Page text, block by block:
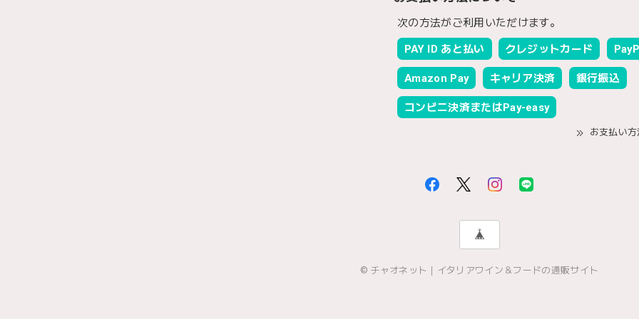
次の方法がご利用いただけます。
PAY ID あと払い クレジットカード
Amazon Pay キャリア決済 銀行振込
コンビニ決済またはPay-easy
お支払い
© チャオネット｜イタリアワイン＆フードの通販サイト